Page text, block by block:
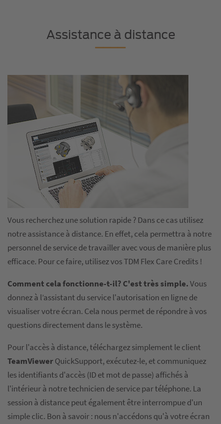
Assistance à distance
Vous recherchez une solution rapide ? Dans ce cas utilisez
notre assistance à distance. En effet, cela permettra à notre
personnel de service de travailler avec vous de manière plus
efficace. Pour ce faire, utilisez vos TDM Flex Care Credits !
Comment cela fonctionne-t-il? C'est très simple.Vous
donnez à l’assistant du service l'autorisation en ligne de
visualiser votre écran. Cela nous permet de répondre à vos
questions directement dans le système.
Pour l'accès à distance, téléchargez simplement le client
TeamViewerQuickSupport, exécutez-le, et communiquez
les identifiants d'accès (ID et mot de passe) affichés à
l'intérieur à notre technicien de service par téléphone. La
session à distance peut également être interrompue d'un
simple clic. Bon à savoir : nous n'accédons qu'à votre écran